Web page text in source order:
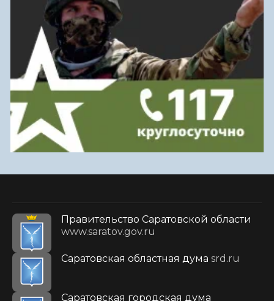
Правительство Саратовской области
www.saratov.gov.ru
Саратовская областная дума srd.ru
Саратовская городская дума